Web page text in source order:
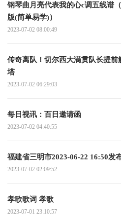
钢琴曲月亮代表我的心c调五线谱
版(简单易学)）
2023-07-02 08:00:49
传奇离队！切尔西大满贯队长提
塔
2023-07-02 06:29:03
每日视讯：百日邀请函
2023-07-02 04:40:55
福建省三明市2023-06-22 16:50发
2023-07-02 02:09:52
孝歌歌词 孝歌
2023-07-01 23:10:57